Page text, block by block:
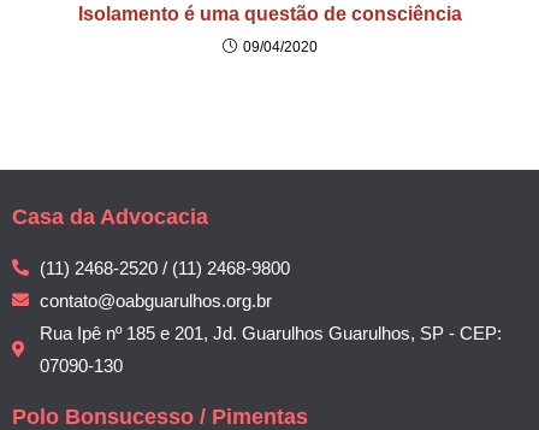
Isolamento é uma questão de consciência
09/04/2020
Casa da Advocacia
(11) 2468-2520 / (11) 2468-9800
contato@oabguarulhos.org.br
Rua Ipê nº 185 e 201, Jd. Guarulhos Guarulhos, SP - CEP:
07090-130
Polo Bonsucesso / Pimentas